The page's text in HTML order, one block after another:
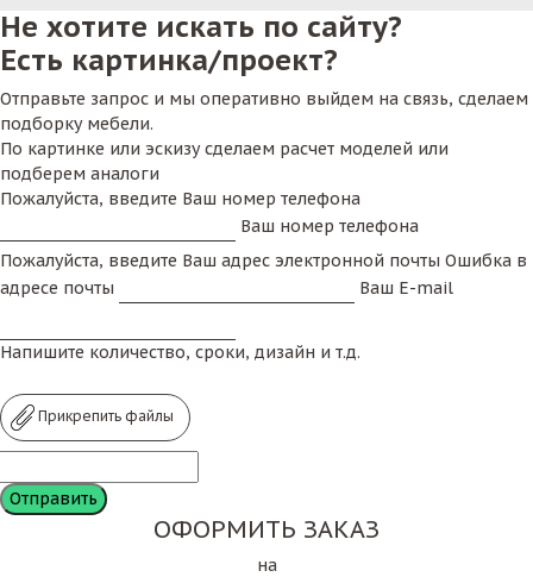
Не хотите искать по сайту?
Есть картинка/проект?
Отправьте запрос и мы оперативно выйдем на связь, сделаем
подборку мебели.
По картинке или эскизу сделаем расчет моделей или
подберем аналоги
Пожалуйста, введите Ваш номер телефона
Ваш номер телефона
Пожалуйста, введите Ваш адрес электронной почты Ошибка в
адресе почты
Ваш E-mail
Напишите количество, сроки, дизайн и т.д.
Прикрепить файлы
ОФОРМИТЬ ЗАКАЗ
на